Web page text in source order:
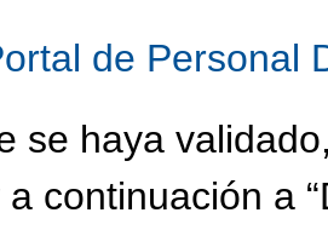
de Personal
se haya
a continuación a